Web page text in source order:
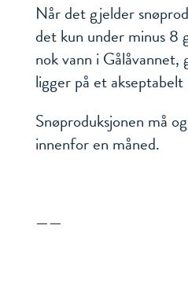
Når det gjelder
det kun under minus 8
nok vann i
ligger på et akseptabelt
Snøproduksjonen må
innenfor en måned.
——